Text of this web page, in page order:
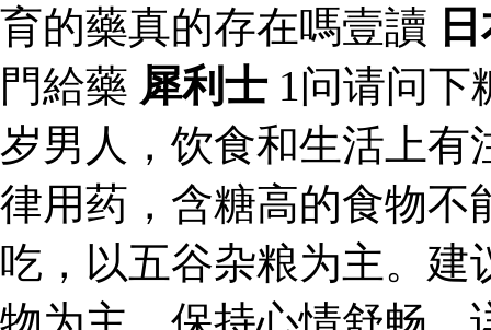
育的藥真的存在嗎壹讀
門給藥 犀利士 1问请问下
岁男人，饮食和生活上有
律用药，含糖高的食物不
吃，以五谷杂粮为主。建